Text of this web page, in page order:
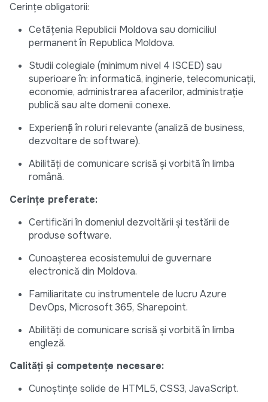
Cerințe obligatorii:
Cetățenia Republicii Moldova sau domiciliul
permanent în Republica Moldova.
Studii colegiale (minimum nivel 4 ISCED) sau
superioare în: informatică, inginerie, telecomunicații,
economie, administrarea afacerilor, administrație
publică sau alte domenii conexe.
Experiență în roluri relevante (analiză de business,
dezvoltare de software).
Abilități de comunicare scrisă și vorbită în limba
română.
Cerințe preferate:
Certificări în domeniul dezvoltării și testării de
produse software.
Cunoașterea ecosistemului de guvernare
electronică din Moldova.
Familiaritate cu instrumentele de lucru Azure
DevOps, Microsoft 365, Sharepoint.
Abilități de comunicare scrisă și vorbită în limba
engleză.
Calități și competențe necesare:
Cunoștințe solide de HTML5, CSS3, JavaScript.